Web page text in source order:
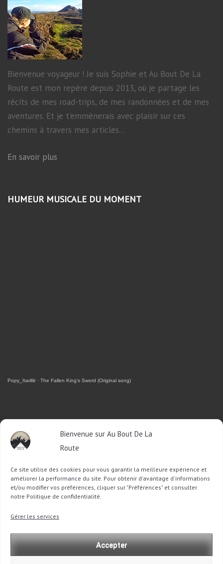
Bienvenue sur Au Bout De La
Route
Ce site utilise des cookies pour vous garantir la meilleure expérience et
améliorer la performance du site. Pour obtenir d'avantage d'informations
et/ou modifier vos préférences, cliquer sur "Préférences" et consulter
notre Politique de confidentialité.
Gérer les services
Accepter
Bienvenue voyageur ! Je suis Sophie et Au Bout De La
Route est mon repère depuis 2013, où je partage les
récits de mes road-trips, de mes randonnées et de mes
aventures. Et je t'emmènerais avec plaisir sur ces
chemins à travers mes articles...
En savoir plus
HUMEUR MUSICALE DU MOMENT
Popy_Itarillë · The Fallen King's Sword (Original song)
RETROUVEZ-MOI SUR FACEBOOK
OU SUR TWITTER
Follow @Sophie_ABDLRTweet to @Sophie_ABDLR
: